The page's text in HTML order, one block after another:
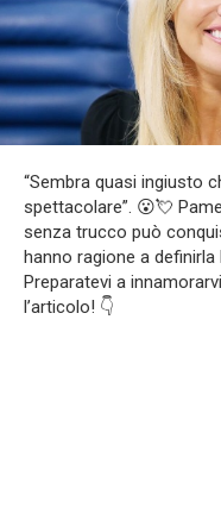
“Sembra quasi ingiusto
spettacolare”. 😮💘
senza trucco può
hanno ragione a
Preparatevi a
l’articolo! 👇